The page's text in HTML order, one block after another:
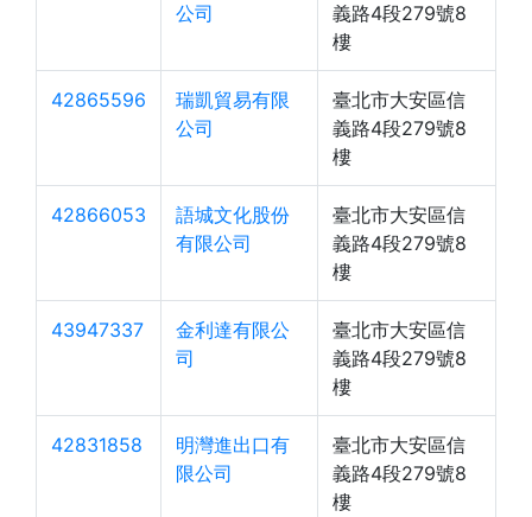
公司
義路4段279號8
樓
42865596
瑞凱貿易有限
公司
臺北市大安區信
義路4段279號8
樓
42866053
語城文化股份
有限公司
臺北市大安區信
義路4段279號8
樓
43947337
金利達有限公
司
臺北市大安區信
義路4段279號8
樓
42831858
明灣進出口有
限公司
臺北市大安區信
義路4段279號8
樓